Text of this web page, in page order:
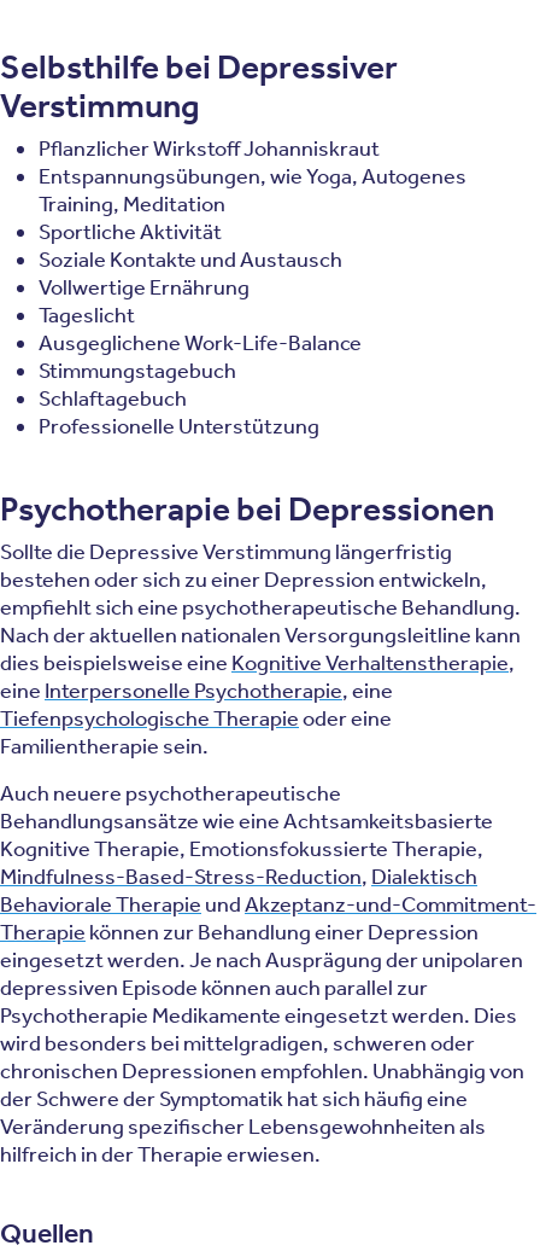
Selbsthilfe bei Depressiver
Verstimmung
Pflanzlicher Wirkstoff Johanniskraut
Entspannungsübungen, wie Yoga, Autogenes
Training, Meditation
Sportliche Aktivität
Soziale Kontakte und Austausch
Vollwertige Ernährung
Tageslicht
Ausgeglichene Work-Life-Balance
Stimmungstagebuch
Schlaftagebuch
Professionelle Unterstützung
Psychotherapie bei Depressionen
Sollte die Depressive Verstimmung längerfristig
bestehen oder sich zu einer Depression entwickeln,
empfiehlt sich eine psychotherapeutische Behandlung.
Nach der aktuellen nationalen Versorgungsleitline kann
dies beispielsweise eine Kognitive Verhaltenstherapie,
eine Interpersonelle Psychotherapie, eine
Tiefenpsychologische Therapieoder eine
Familientherapie sein.
Auch neuere psychotherapeutische
Behandlungsansätze wie eine Achtsamkeitsbasierte
Kognitive Therapie, Emotionsfokussierte Therapie,
Mindfulness-Based-Stress-Reduction, Dialektisch
Behaviorale Therapie undAkzeptanz-und-Commitment-
Therapie können zur Behandlung einer Depression
eingesetzt werden. Je nach Ausprägung der unipolaren
depressiven Episode können auch parallel zur
Psychotherapie Medikamente eingesetzt werden. Dies
wird besonders bei mittelgradigen, schweren oder
chronischen Depressionen empfohlen. Unabhängig von
der Schwere der Symptomatik hat sich häufig eine
Veränderung spezifischer Lebensgewohnheiten als
hilfreich in der Therapie erwiesen.
Quellen